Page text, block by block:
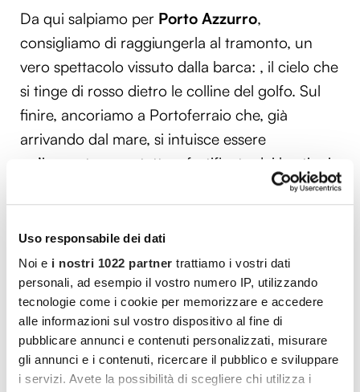
Uso responsabile dei dati
Noi e i nostri 1022 partner trattiamo i vostri dati
personali, ad esempio il vostro numero IP, utilizzando
tecnologie come i cookie per memorizzare e accedere
alle informazioni sul vostro dispositivo al fine di
pubblicare annunci e contenuti personalizzati, misurare
gli annunci e i contenuti, ricercare il pubblico e sviluppare
i servizi. Avete la possibilità di scegliere chi utilizza i
Da qui salpiamo per Porto Azzurro,
consigliamo di raggiungerla al tramonto, un
vero spettacolo vissuto dalla barca: , il cielo che
si tinge di rosso dietro le colline del golfo. Sul
finire, ancoriamo a Portoferraio che, già
arrivando dal mare, si intuisce essere
un’insenatura protetta e fortificata dai bastioni.
Infine la nostra ultima tappa è San Vincenzo,
una delle località balneari più rinomate della
Toscana ed in particolar modo, del tratto
conosciuto come Costa degli Etruschi.
Nell’area si trovano parchi archeologici e
naturalistici, meta ideale per chi cerca la
bellezza ed i profumi dellaMaremma. Ottima
destinazione per gli amanti del vino (è di queste